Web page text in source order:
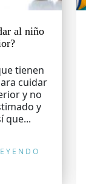
al niño
tienen
cuidar
y no
y
que...